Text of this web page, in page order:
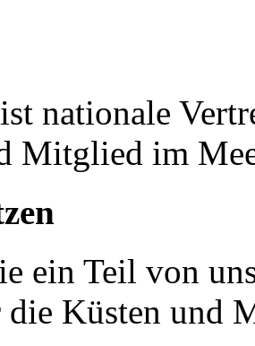
nationale
Mitglied im
ein Teil von
Küsten und